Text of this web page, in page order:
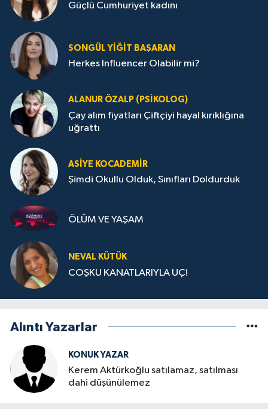
Güçlü Cumhuriyet kadını
SONGÜL YIĞIT BAŞARAN
Herkes Influencer Olabilir mi?
ALANUR ÖZALP (PSIKOLOG)
Çay alım fiyatları Çiftçiyi hayal kırıklığına
uğrattı
ASIYE KOCADEMİR
Şimdi Okullu Olduk, Sınıfları Doldurduk
ÖLÜM VE YAŞAM
NEVAL KÜTÜK
COŞKU KANATLARIYLA UÇ!
Alıntı Yazarlar
KONUK YAZAR
Kerem Aktürkoğlu satılamaz, satılması
dahi düşünülemez